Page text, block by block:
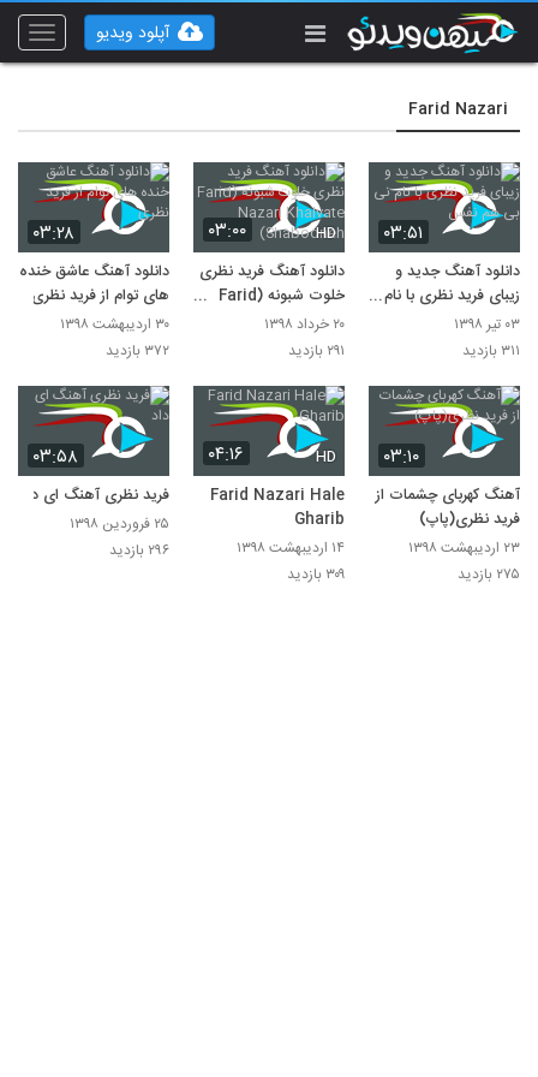
Toggle
آپلود ویدیو
Farid Nazari
۰۳:۵۱
دانلود آهنگ جدید و
زیبای فرید نظری با نام
نی بی هم نفس
۰۳ تیر ۱۳۹۸
۳۱۱ بازدید
۰۳:۰۰ HD
دانلود آهنگ فرید نظری
خلوت شبونه (Farid
Nazari Khalvate
Shabooneh)
۲۰ خرداد ۱۳۹۸
۲۹۱ بازدید
۰۳:۲۸
دانلود آهنگ عاشق خنده
های توام از فرید نظری
۳۰ اردیبهشت ۱۳۹۸
۳۷۲ بازدید
۰۳:۱۰
آهنگ کهربای چشمات از
فرید نظری(پاپ)
۲۳ اردیبهشت ۱۳۹۸
۲۷۵ بازدید
۰۴:۱۶ HD
Farid Nazari Hale
Gharib
۱۴ اردیبهشت ۱۳۹۸
۳۰۹ بازدید
۰۳:۵۸
فرید نظری آهنگ ای داد
۲۵ فروردین ۱۳۹۸
۲۹۶ بازدید